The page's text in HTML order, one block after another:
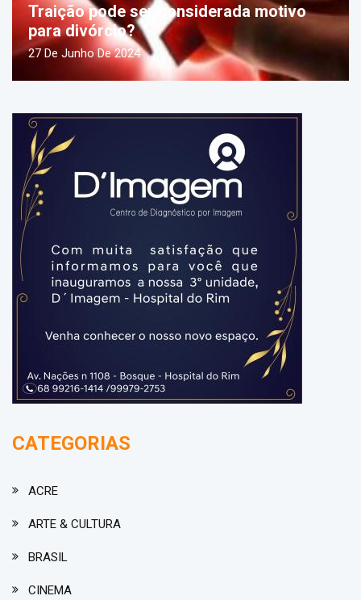
Traição pode ser considerada motivo
para divórcio?
27 De Junho De 2024
CATEGORIAS
ACRE
ARTE & CULTURA
BRASIL
CINEMA